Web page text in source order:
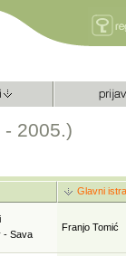
2005.)
Glavni
- Sava
Franjo Tomić